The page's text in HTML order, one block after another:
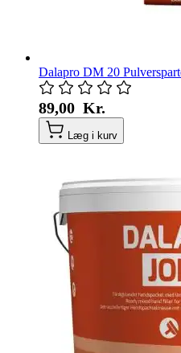
Dalapro DM 20
89,00 Kr.
Læg i kurv